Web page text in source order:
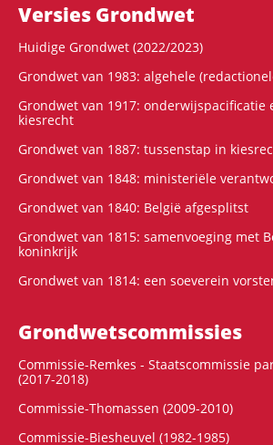
Versies Grondwet
Huidige Grondwet (2022/2023)
Grondwet van 1983: algehele
Grondwet van 1917: onderwijspacificatie
kiesrecht
Grondwet van 1887: tussenstap in
Grondwet van 1848: ministeriële
Grondwet van 1840: België afgesplitst
Grondwet van 1815: samenvoeging met
koninkrijk
Grondwet van 1814: een soeverein
Grondwets­commissies
Commissie-Remkes - Staatscommissie
(2017-2018)
Commissie-Thomassen (2009-2010)
Commissie-Biesheuvel (1982-1985)